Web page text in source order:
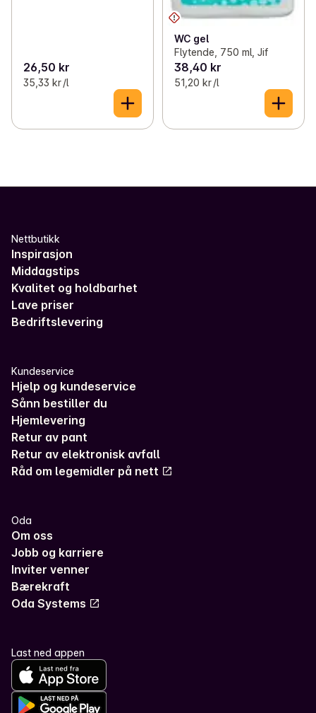
26,50 kr
35,33 kr /l
WC gel
Flytende, 750 ml, Jif
38,40 kr
51,20 kr /l
Nettbutikk
Inspirasjon
Middagstips
Kvalitet og holdbarhet
Lave priser
Bedriftslevering
Kundeservice
Hjelp og kundeservice
Sånn bestiller du
Hjemlevering
Retur av pant
Retur av elektronisk avfall
Råd om legemidler på nett
Oda
Om oss
Jobb og karriere
Inviter venner
Bærekraft
Oda Systems
Last ned appen